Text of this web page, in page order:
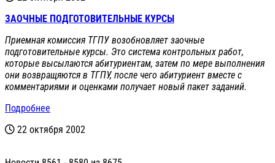
ЗАОЧНЫЕ ПОДГОТОВИТЕЛЬНЫЕ КУРСЫ
Приемная комиссия ТГПУ возобновляет заочные
подготовительные курсы. Это система контрольных работ,
которые высылаются абитуриентам, затем по мере выполнения
они возвращяются в ТГПУ, после чего абитуриент вместе с
комментариями и оценками получает новый пакет заданий.
Подробнее
22 октября 2002